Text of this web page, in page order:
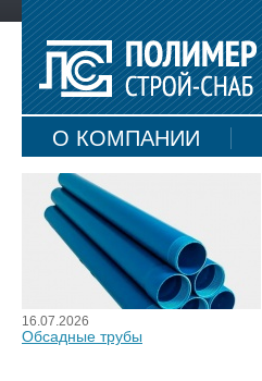
О КОМПАНИИ
КАРТА САЙТА
16.07.2026
Обсадные трубы